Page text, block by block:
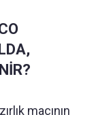
maçının